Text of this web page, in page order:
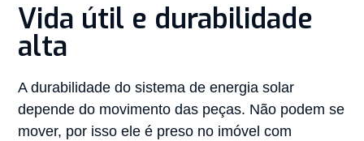
Vida útil e durabilidade
alta
A durabilidade do sistema de energia solar
depende do movimento das peças. Não podem se
mover, por isso ele é preso no imóvel com